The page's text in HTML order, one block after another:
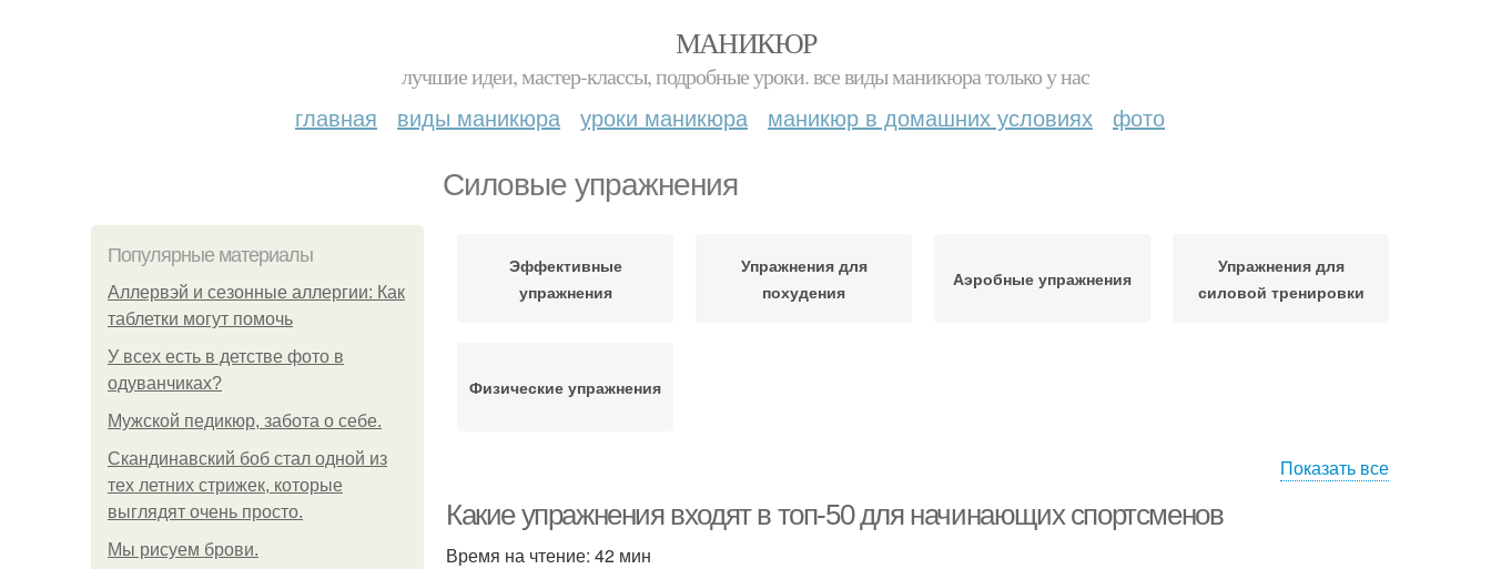
МАНИКЮР
лучшие идеи, мастер-классы, подробные уроки. все виды маникюра только у нас
главная виды маникюра уроки маникюра маникюр в домашних условиях фото
Силовые упражнения
Популярные материалы
Аллервэй и сезонные аллергии: Как
таблетки могут помочь
У всех есть в детстве фото в
одуванчиках?
Мужской педикюр, забота о себе.
Скандинавский боб стал одной из
тех летних стрижек, которые
выглядят очень просто.
Мы рисуем брови.
Эффективные
упражнения
Упражнения для
похудения
Аэробные упражнения
Упражнения для
силовой тренировки
Физические упражнения
Показать все
Какие упражнения входят в топ-50 для начинающих спортсменов
Время на чтение: 42 мин